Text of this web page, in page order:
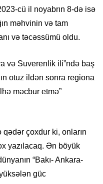
cü il noyabrın 8-də isə
məhvinin və tam
və təcəssümü oldu.
və Suverenlik ili”ndə baş
otuz ildən sonra regiona
məcbur etmə”
çoxdur ki, onların
yazılacaq. Ən böyük
“Bakı- Ankara-
güc